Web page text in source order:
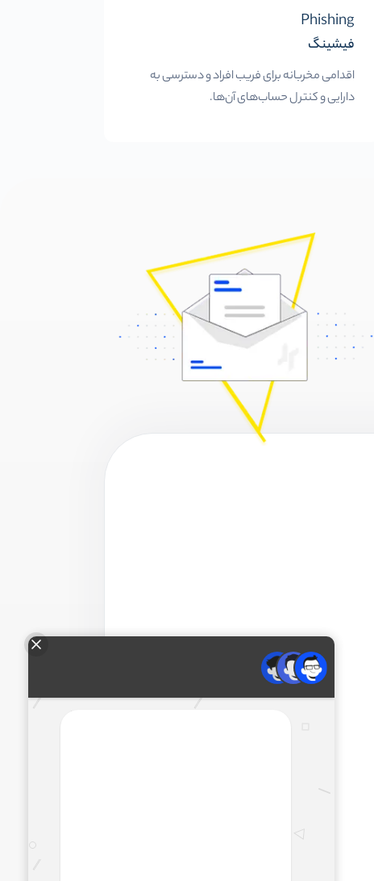
Phishing
فیشینگ
اقدامی مخربانه برای فریب افراد و دسترسی به
دارایی و کنترل حساب‌های آن‌ها.